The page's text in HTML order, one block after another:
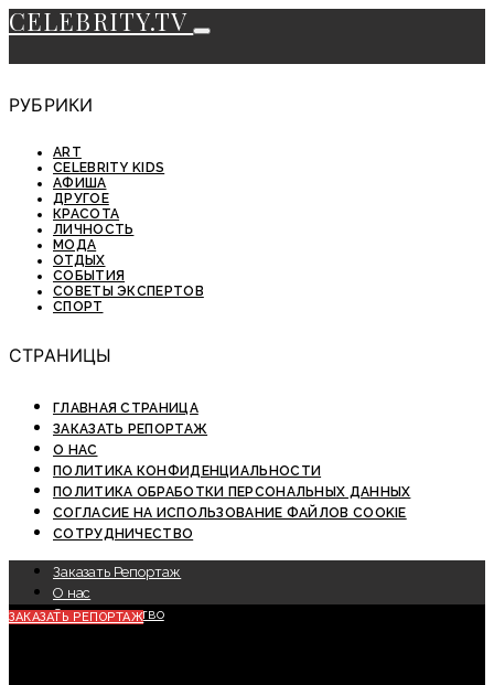
CELEBRITY.TV
РУБРИКИ
ART
CELEBRITY KIDS
АФИША
ДРУГОЕ
КРАСОТА
ЛИЧНОСТЬ
МОДА
ОТДЫХ
СОБЫТИЯ
СОВЕТЫ ЭКСПЕРТОВ
СПОРТ
СТРАНИЦЫ
ГЛАВНАЯ СТРАНИЦА
ЗАКАЗАТЬ РЕПОРТАЖ
О НАС
ПОЛИТИКА КОНФИДЕНЦИАЛЬНОСТИ
ПОЛИТИКА ОБРАБОТКИ ПЕРСОНАЛЬНЫХ ДАННЫХ
СОГЛАСИЕ НА ИСПОЛЬЗОВАНИЕ ФАЙЛОВ COOKIE
СОТРУДНИЧЕСТВО
Заказать Репортаж
О нас
Сотрудничество
ЗАКАЗАТЬ РЕПОРТАЖ